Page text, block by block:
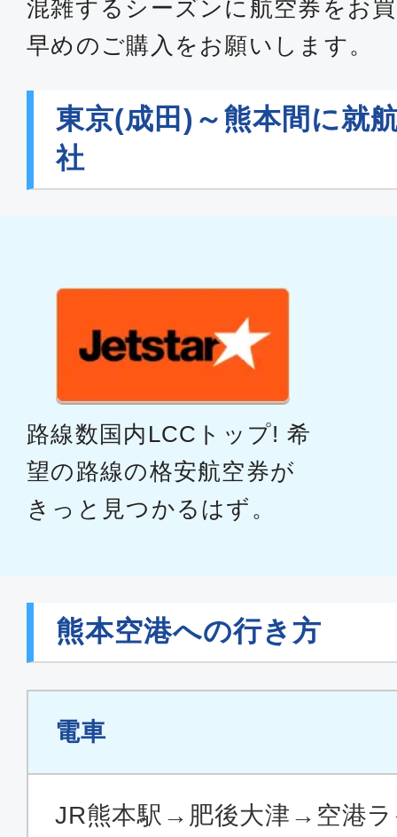
混雑するシーズンに航空券をお
早めのご購入をお願いします。
東京(成田)～熊本間に就
社
路線数国内LCCトップ! 希
望の路線の格安航空券が
きっと見つかるはず。
熊本空港への行き方
電車
JR熊本駅→肥後大津→空港